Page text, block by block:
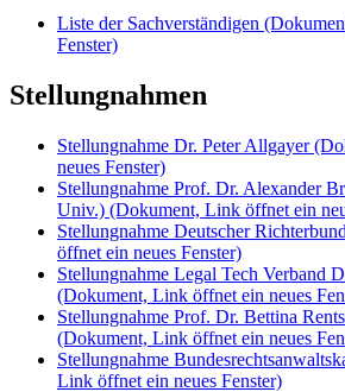
Liste der Sachverständigen
Fenster)
Stellungnahmen
Stellungnahme Dr. Peter Allgayer
neues Fenster)
Stellungnahme Prof. Dr. Alexander
Univ.) (Dokument, Link öffnet ein
Stellungnahme Deutscher
öffnet ein neues Fenster)
Stellungnahme Legal Tech Verband
(Dokument, Link öffnet ein neues
Stellungnahme Prof. Dr. Bettina
(Dokument, Link öffnet ein neues
Stellungnahme
Link öffnet ein neues Fenster)